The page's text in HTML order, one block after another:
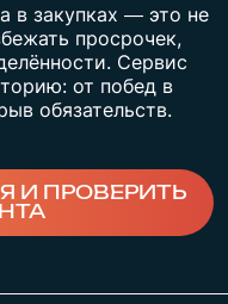
в закупках — это не
просрочек,
Сервис
от побед в
обязательств.
И ПРОВЕРИТЬ